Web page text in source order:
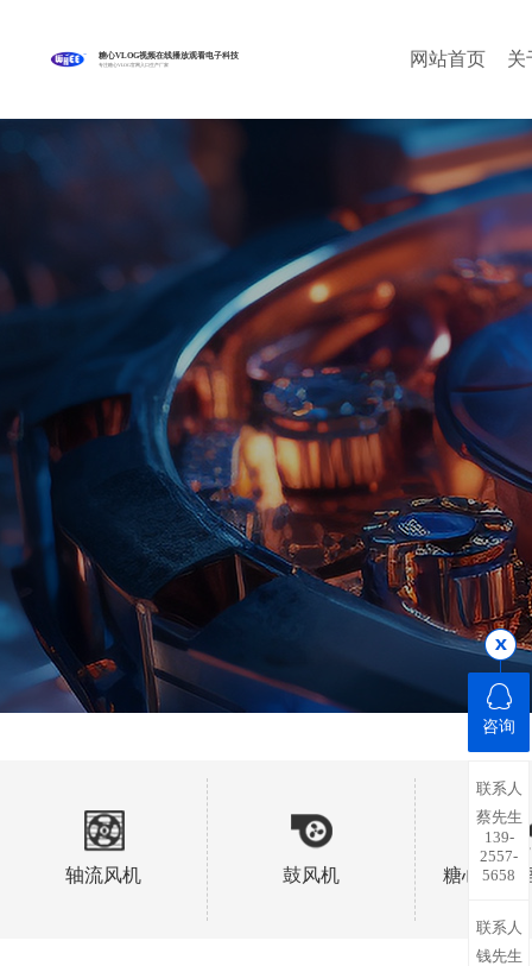
糖心VLOG视频在线播放观看电子科技
专注糖心VLOG官网入口生产厂家 网站首页 关
轴流风机 鼓风机 糖心视频
咨询
联系人
蔡先生
139-
2557-
5658
联系人
钱先生